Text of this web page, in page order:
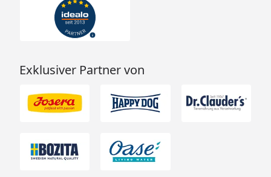
Exklusiver Partner von